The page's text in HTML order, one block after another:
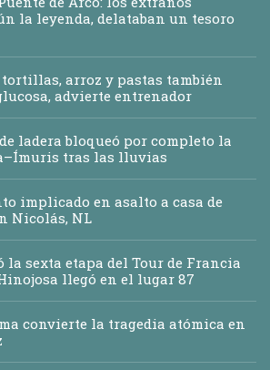
la leyenda, delataban un tesoro
arroz y pastas también
advierte entrenador
ladera bloqueó por completo la
tras las lluvias
implicado en asalto a casa de
Nicolás, NL
la sexta etapa del Tour de Francia
llegó en el lugar 87
convierte la tragedia atómica en